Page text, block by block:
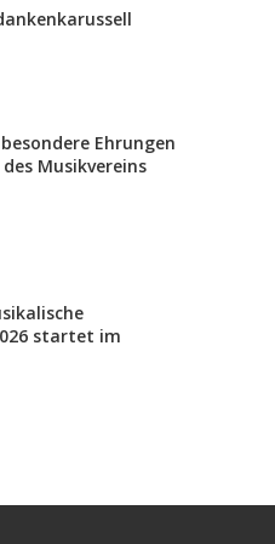
Ehrungen
Musikvereins
startet im